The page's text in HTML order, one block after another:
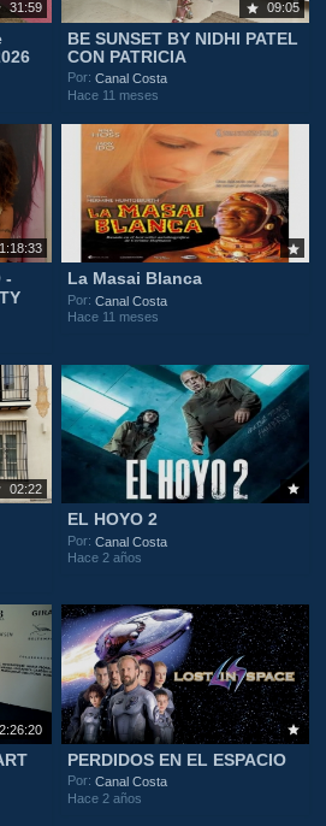
31:59 09:05
BE SUNSET BY NIDHI PATEL
CON PATRICIA
Por:Canal Costa
Hace 11 meses
1:18:33
-
La Masai Blanca
Por:Canal Costa
Hace 11 meses
02:22
EL HOYO 2
Por:Canal Costa
Hace 2 años
2:26:20
PERDIDOS EN EL ESPACIO
Por:Canal Costa
Hace 2 años